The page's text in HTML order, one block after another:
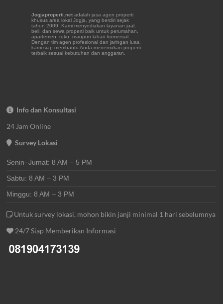
Jogjaproperti.net adalah jasa agen properti
khusus area lokal Jogja, yang berdiri sejak
tahun 2009. Kami menyediakan layanan jual,
beli, dan sewa properti baik untuk perumahan,
apartemen, ruko, maupun lahan komersial.
Dengan tim agen profesional dan jaringan luas,
kami siap membantu Anda menemukan properti
terbaik sesuai kebutuhan dan anggaran.
Info dan Konsultasi
24 Jam Online
Survey Lokasi
Senin–Jumat: 8 AM – 5 PM
Sabtu: 8 AM – 3 PM
Minggu: 8 AM – 3 PM
Untuk survey lokasi, mohon bikin janji minimal 1 hari sebelumnya
24/7 Siap Memberikan Informasi